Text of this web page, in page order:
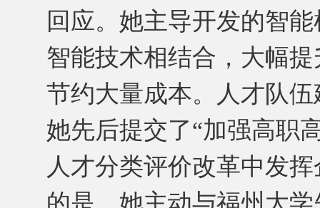
回应。她主导开发的智
智能技术相结合，大幅
节约大量成本。人才队
她先后提交了“加强高职
人才分类评价改革中发
的是，她主动与福州大